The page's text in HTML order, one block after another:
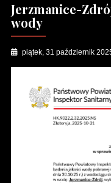
Jerzmanice-
wody
piątek, 31 październik